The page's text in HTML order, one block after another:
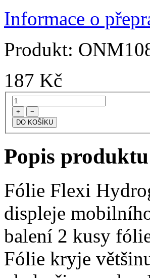
Informace o
Produkt:
187 Kč
+ −
Popis
Fólie Flexi
displeje
balení 2 kusy
Fólie kryje